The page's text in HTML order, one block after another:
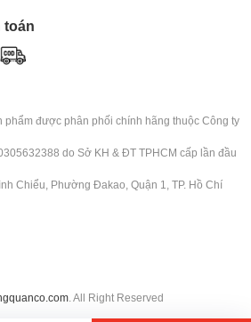
phẩm được phân phối chính hãng thuộc Công ty
do Sở KH & ĐT TPHCM cấp lần đầu
Chiểu, Phường Đakao, Quận 1, TP. Hồ Chí
. All Right Reserved